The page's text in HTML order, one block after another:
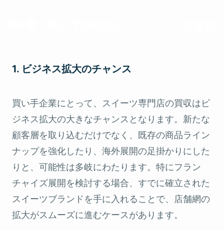
1. ビジネス拡大のチャンス
買い手企業にとって、スイーツ専門店の買収はビ
ジネス拡大の大きなチャンスとなります。新たな
顧客層を取り込むだけでなく、既存の商品ライン
ナップを強化したり、海外展開の足掛かりにした
りと、可能性は多岐にわたります。特にフラン
チャイズ展開を検討する場合、すでに確立された
スイーツブランドを手に入れることで、店舗網の
拡大がスムーズに進むケースがあります。